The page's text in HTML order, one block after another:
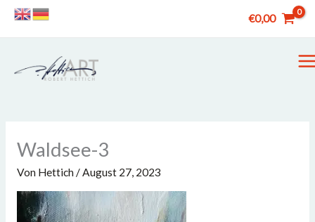
Zum
€0,00
Waldsee-3
Von Hettich /August 27, 2023